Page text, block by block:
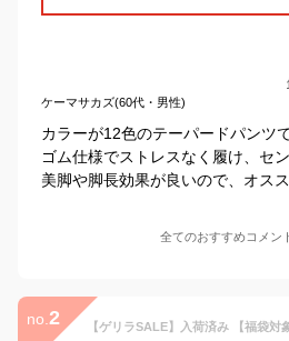
ケーマサカズ(60代・男性)
カラーが12色のテーパードパンツ
ゴム仕様でストレスなく履け、セ
美脚や脚長効果が良いので、オスス
全てのおすすめコメン
no. 2